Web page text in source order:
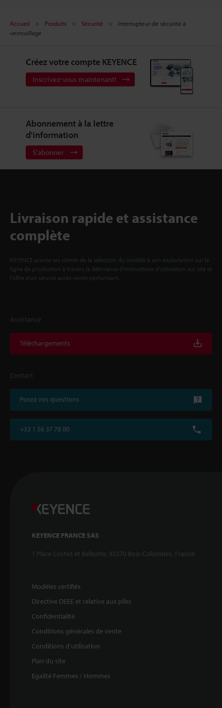
Accueil Produits Sécurité
Interrupteur de sécurité à
verrouillage
Créez votre compte KEYENCE
Inscrivez-vous maintenant!
Abonnement à la lettre
d'information
S'abonner
Livraison rapide et assistance
complète
KEYENCE assiste ses clients de la sélection du modèle à son exploitation sur la
ligne de production à travers la délivrance d'instructions d'utilisation sur site et
l'offre d'un service après-vente performant.
Assistance
Téléchargements
Contact
Posez vos questions
+33 1 56 37 78 00
KEYENCE FRANCE SAS
1 Place Costes et Bellonte, 92270 Bois-Colombes, France
Modèles certifiés
Directive DEEE et relative aux piles
Confidentialité
Conditions générales de vente
Conditions d'utilisation
Plan du site
Egalité Femmes / Hommes